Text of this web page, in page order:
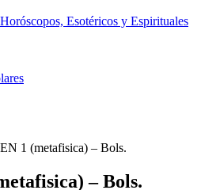
Esotéricos y Espirituales
1 (metafisica) – Bols.
– Bols.